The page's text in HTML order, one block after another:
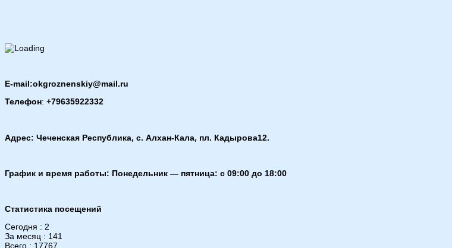
E-mail:okgroznenskiy@mail.ru
Телефон: +79635922332
Адрес: Чеченская Республика, с. Алхан-Кала, пл. Кадырова12.
График и время работы: Понедельник — пятница: с 09:00 до 18:00
Статистика посещений
Сегодня : 2
За месяц : 141
Всего : 17767